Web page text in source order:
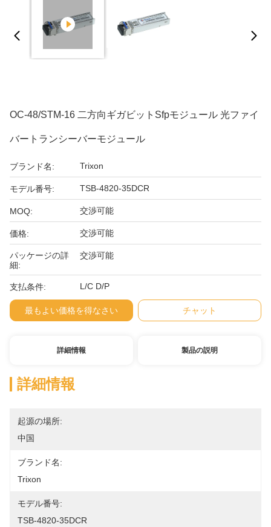
OC-48/STM-16 二方向ギガビットSfpモジュール 光ファイ
バートランシーバーモジュール
ブランド名: Trixon
モデル番号: TSB-4820-35DCR
MOQ: 交渉可能
価格: 交渉可能
パッケージの詳
細:
交渉可能
支払条件: L/C D/P
最もよい価格を得なさい チャット
詳細情報 製品の説明
詳細情報
起源の場所:
中国
ブランド名:
Trixon
モデル番号:
TSB-4820-35DCR